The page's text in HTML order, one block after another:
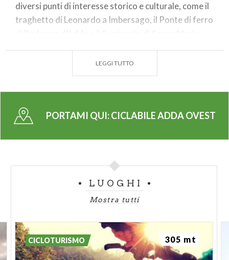
diversi punti di interesse storico e culturale, come il
traghetto di Leonardo a Imbersago, il Ponte di ferro
Verso sud, la ciclabile passa vicino a diverse centrali
UNESCO. L’itinerario si conclude a Trezzo sull’Adda,
dominata dal Castello Visconteo, ma chi desidera
può proseguire lungo la ciclabile dellaMartesana
adatto a tutti e a qualsiasi stagione, anche se
primavera e autunno offrono i paesaggi più colorati
LEGGI TUTTO
PORTAMI QUI:CICLABILE ADDA OVEST
LUOGHI
Mostra tutti
CICLOTURISMO 305 mt